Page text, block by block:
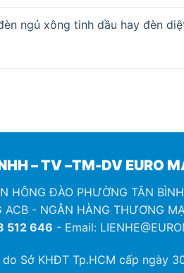
ngủ xông tinh dầu hay đèn
– TV –TM-DV EURO
HÔNG ĐÀO PHƯỜNG TÂN
ACB - NGÂN HÀNG THƯƠNG
512 646 - Email:
do Sở KHĐT Tp.HCM cấp ngày